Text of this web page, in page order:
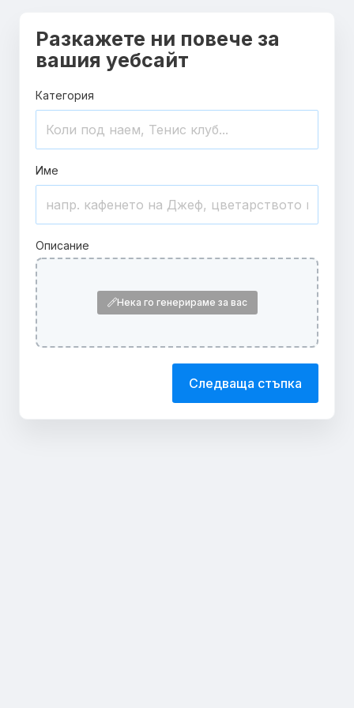
Разкажете ни повече за
вашия уебсайт
Категория
Име
Описание
Нека го генерираме за вас
Следваща стъпка